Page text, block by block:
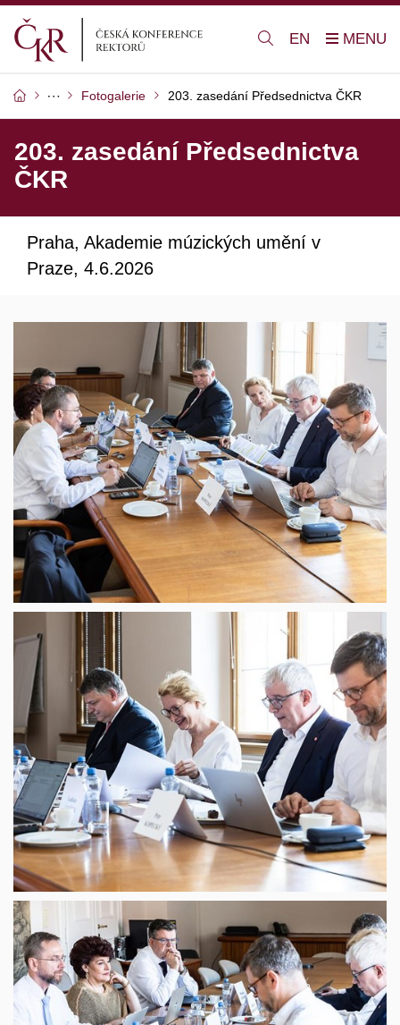
EN
Fotogalerie 203. zasedání Předsednictva ČKR
203. zasedání Předsednictva
ČKR
Praha, Akademie múzických umění v
Praze, 4.6.2026